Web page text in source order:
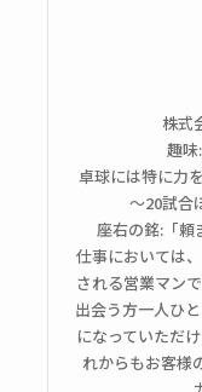
株式
趣
卓球には特に力
～20試合
座右の銘:「頼
仕事においては
される営業マン
出会う方一人ひ
になっていただ
れからもお客様